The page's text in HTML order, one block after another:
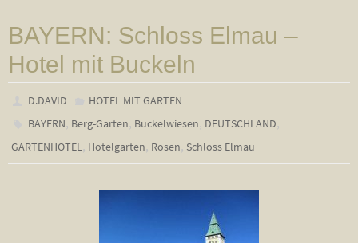
BAYERN: Schloss Elmau –
Hotel mit Buckeln
D.DAVID
HOTEL MIT GARTEN
BAYERN, Berg-Garten, Buckelwiesen, DEUTSCHLAND,
GARTENHOTEL, Hotelgarten, Rosen, Schloss Elmau